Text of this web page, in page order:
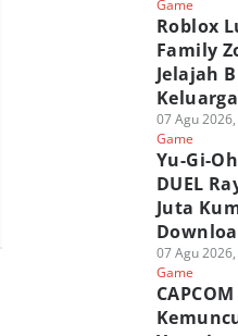
Game
Roblox
Family
Jelajah
07 Agu
Game
Yu-Gi-
DUEL
Juta
07 Agu
Game